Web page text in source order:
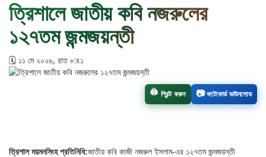
ত্রিশালে জাতীয় কবি নজরুলের
১২৭তম জন্মজয়ন্তী
🗓️ ১১ মে ২০২৬, রাত ৮:৪১
🖨️ প্রিন্ট করুন 📷 ফটোকার্ড ডাউনলোড
ত্রিশাল ময়মনসিংহ প্রতিনিধি:জাতীয় কবি কাজী নজরুল ইসলাম-এর ১২৭তম জন্মজয়ন্তী